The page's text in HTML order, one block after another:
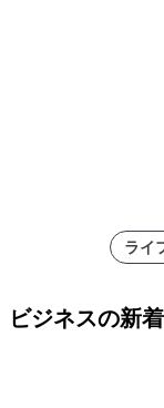
ライ
ビジネスの新着